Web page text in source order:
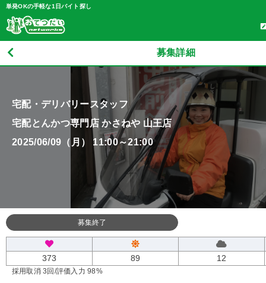
単発OKの手軽な1日バイト探し
募集詳細
宅配・デリバリースタッフ
宅配とんかつ専門店 かさねや 山王店
2025/06/09（月） 11:00～21:00
募集終了
373 89 12
採用取消 3回 /評価入力 98%